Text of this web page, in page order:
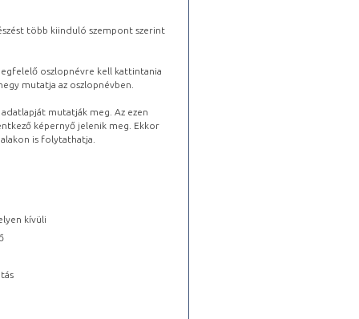
több kiinduló szempont szerint
oszlopnévre kell kattintania
mutatja az oszlopnévben.
mutatják meg. Az ezen
képernyő jelenik meg. Ekkor
is folytathatja.
kívüli